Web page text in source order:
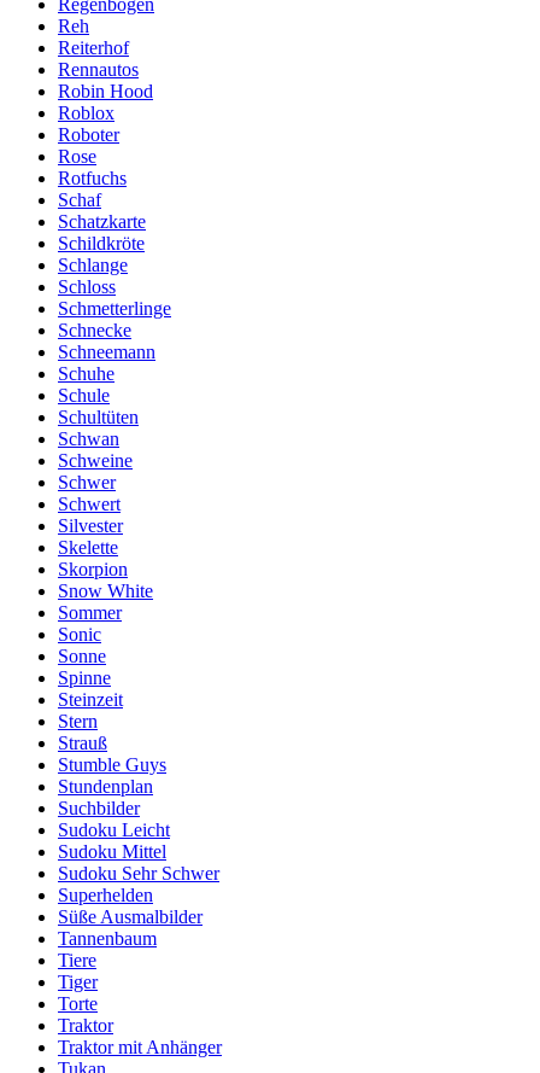
Regenbogen
Reh
Reiterhof
Rennautos
Robin Hood
Roblox
Roboter
Rose
Rotfuchs
Schaf
Schatzkarte
Schildkröte
Schlange
Schloss
Schmetterlinge
Schnecke
Schneemann
Schuhe
Schule
Schultüten
Schwan
Schweine
Schwer
Schwert
Silvester
Skelette
Skorpion
Snow White
Sommer
Sonic
Sonne
Spinne
Steinzeit
Stern
Strauß
Stumble Guys
Stundenplan
Suchbilder
Sudoku Leicht
Sudoku Mittel
Sudoku Sehr Schwer
Superhelden
Süße Ausmalbilder
Tannenbaum
Tiere
Tiger
Torte
Traktor
Traktor mit Anhänger